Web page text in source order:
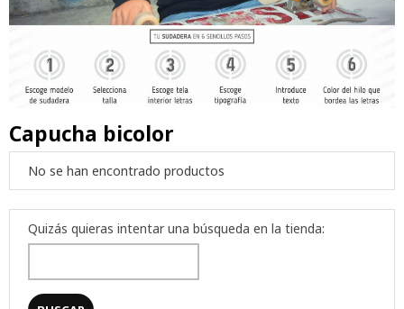
Capucha bicolor
No se han encontrado productos
Quizás quieras intentar una búsqueda en la tienda: